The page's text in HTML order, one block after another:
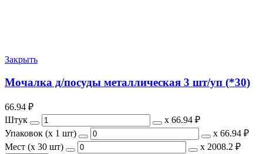
Закрыть
Мочалка д/посуды металлическая 3 шт/уп (*30)
66.94 ₽
Штук
х 66.94 ₽
Упаковок (x 1 шт)
х 66.94 ₽
Мест (x 30 шт)
х 2008.2 ₽